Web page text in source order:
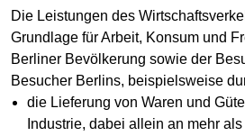
Die Leistungen des
Grundlage für Arbeit, Konsum und
Berliner Bevölkerung sowie der
Besucher Berlins, beispielsweise
die Lieferung von Waren und
Industrie, dabei allein an mehr